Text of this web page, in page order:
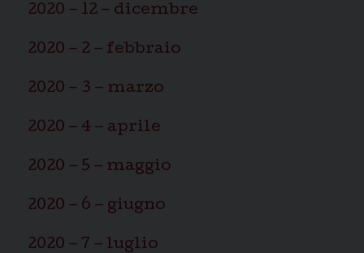
2020 – 12 – dicembre
2020 – 2 – febbraio
2020 – 3 – marzo
2020 – 4 – aprile
2020 – 5 – maggio
2020 – 6 – giugno
2020 – 7 – luglio